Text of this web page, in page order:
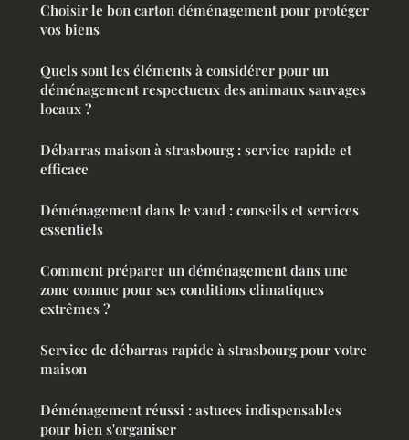
Choisir le bon carton déménagement pour protéger
vos biens
Quels sont les éléments à considérer pour un
déménagement respectueux des animaux sauvages
locaux ?
Débarras maison à strasbourg : service rapide et
efficace
Déménagement dans le vaud : conseils et services
essentiels
Comment préparer un déménagement dans une
zone connue pour ses conditions climatiques
extrêmes ?
Service de débarras rapide à strasbourg pour votre
maison
Déménagement réussi : astuces indispensables
pour bien s'organiser